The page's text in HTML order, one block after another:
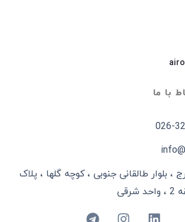
با ما
026-
، بلوار طالقانی جنوبی ، کوچه گلها ، پلاک